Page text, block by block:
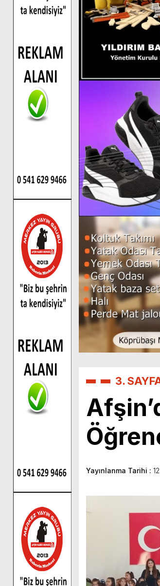
3.
Yayınlanma Tarihi :